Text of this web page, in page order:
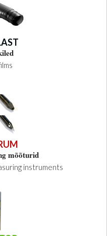
mõõturid
instruments